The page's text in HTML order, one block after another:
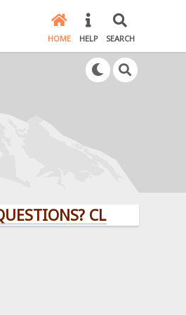
HOME HELP SEARCH
CLICK HERE!